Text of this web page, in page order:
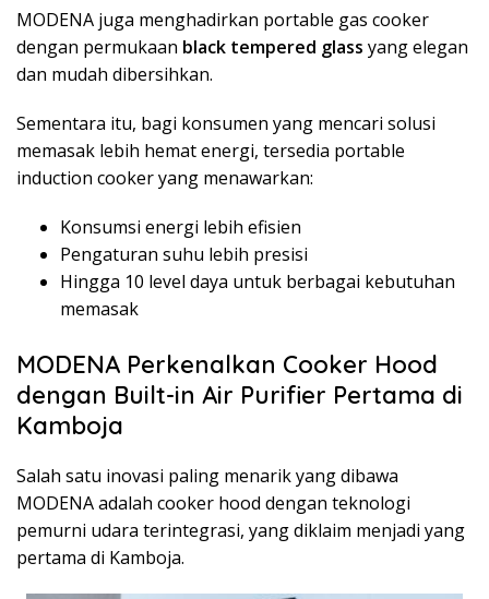
MODENA juga menghadirkan portable gas cooker
dengan permukaan black tempered glass yang elegan
dan mudah dibersihkan.
Sementara itu, bagi konsumen yang mencari solusi
memasak lebih hemat energi, tersedia portable
induction cooker yang menawarkan:
Konsumsi energi lebih efisien
Pengaturan suhu lebih presisi
Hingga 10 level daya untuk berbagai kebutuhan
memasak
MODENA Perkenalkan Cooker Hood
dengan Built-in Air Purifier Pertama di
Kamboja
Salah satu inovasi paling menarik yang dibawa
MODENA adalah cooker hood dengan teknologi
pemurni udara terintegrasi, yang diklaim menjadi yang
pertama di Kamboja.